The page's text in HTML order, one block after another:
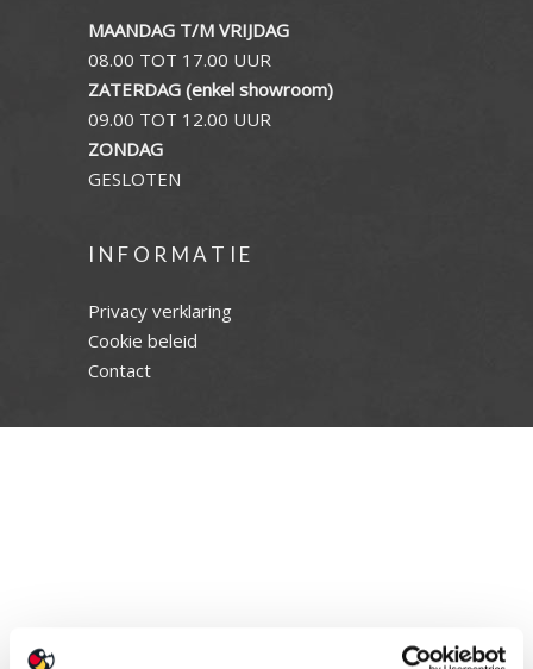
MAANDAG T/M VRIJDAG
08.00 TOT 17.00 UUR
ZATERDAG (enkel showroom)
09.00 TOT 12.00 UUR
ZONDAG
GESLOTEN
INFORMATIE
Privacy verklaring
Cookie beleid
Contact